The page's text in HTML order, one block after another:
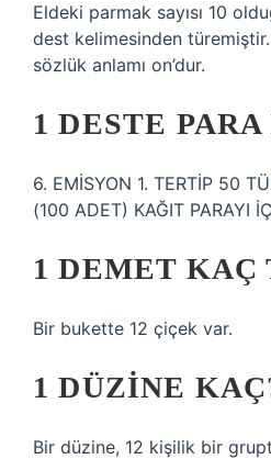
Eldeki parmak sayısı 10
dest kelimesinden
sözlük anlamı on’dur.
1 DESTE
6. EMİSYON 1. TERTİP 50
(100 ADET) KAĞIT PARAYI
1 DEMET KAÇ
Bir bukette 12 çiçek var.
1 DÜZINE
Bir düzine, 12 kişilik bir